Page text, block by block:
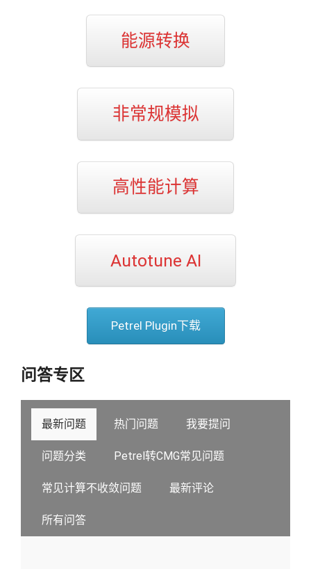
能源转换
非常规模拟
高性能计算
Autotune AI
Petrel Plugin下载
问答专区
最新问题 热门问题 我要提问
问题分类 Petrel转CMG常见问题
常见计算不收敛问题 最新评论
所有问答